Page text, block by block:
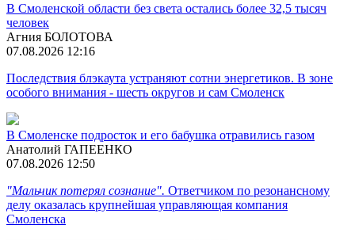
В Смоленской области без света остались более 32,5 тысяч
человек
Агния БОЛОТОВА
07.08.2026 12:16
Последствия блэкаута устраняют сотни энергетиков. В зоне
особого внимания - шесть округов и сам Смоленск
В Смоленске подросток и его бабушка отравились газом
Анатолий ГАПЕЕНКО
07.08.2026 12:50
"Мальчик потерял сознание". Ответчиком по резонансному
делу оказалась крупнейшая управляющая компания
Смоленска